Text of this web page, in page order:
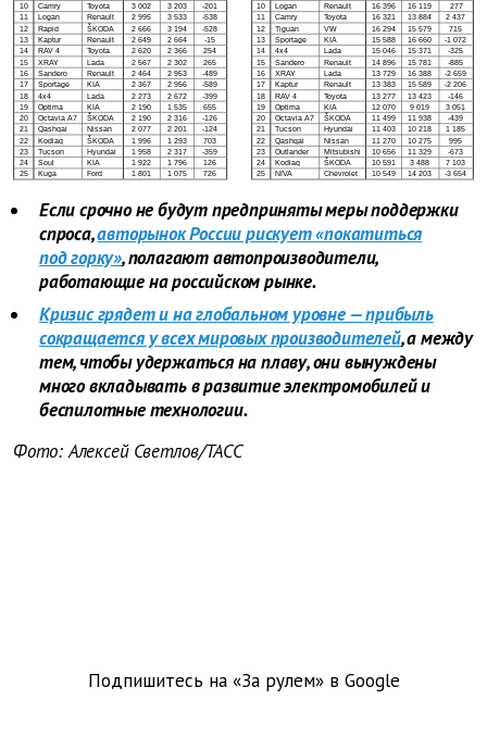
Если срочно не будут предприняты меры поддержки
спроса,авторынок России рискует «покатиться
под горку», полагают автопроизводители,
работающие на российском рынке.
Кризис грядет и на глобальном уровне — прибыль
сокращается у всех мировых производителей, а между
тем, чтобы удержаться на плаву, они вынуждены
много вкладывать в развитие электромобилей и
беспилотные технологии.
Фото: Алексей Светлов/ТАСС
Подпишитесь на «За рулем» в Google